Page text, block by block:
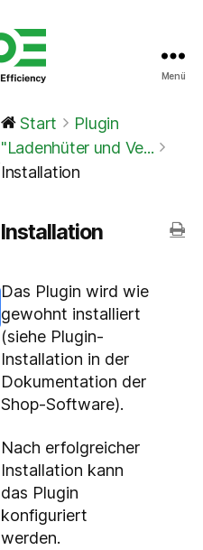
Center
Menü
Start
Plugin
"Ladenhüter und Ve...
Installation
Installation
Das Plugin wird wie
gewohnt installiert
(siehe Plugin-
Installation in der
Dokumentation der
Shop-Software).
Nach erfolgreicher
Installation kann
das Plugin
konfiguriert
werden.